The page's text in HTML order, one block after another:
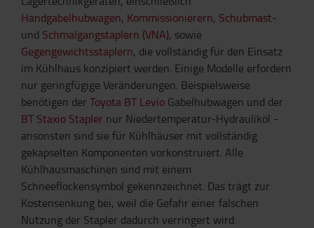
Handgabelhubwagen, Kommissionierern, Schubmast-
und Schmalgangstaplern (VNA), sowie
Gegengewichtsstaplern, die vollständig für den Einsatz
im Kühlhaus konzipiert werden. Einige Modelle erfordern
nur geringfügige Veränderungen. Beispielsweise
benötigen der Toyota BT Levio Gabelhubwagen und der
BT Staxio Stapler nur Niedertemperatur-Hydrauliköl -
ansonsten sind sie für Kühlhäuser mit vollständig
gekapselten Komponenten vorkonstruiert. Alle
Kühlhausmaschinen sind mit einem
Schneeflockensymbol gekennzeichnet. Das trägt zur
Kostensenkung bei, weil die Gefahr einer falschen
Nutzung der Stapler dadurch verringert wird.